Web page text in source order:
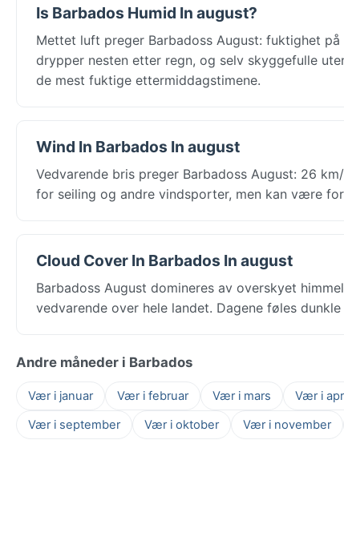
Is Barbados Humid In august?
Mettet luft preger Barbadoss August: fuktighet
drypper nesten etter regn, og selv skyggefulle
de mest fuktige ettermiddagstimene.
Wind In Barbados In august
Vedvarende bris preger Barbadoss August: 26
for seiling og andre vindsporter, men kan være
Cloud Cover In Barbados In august
Barbadoss August domineres av overskyet
vedvarende over hele landet. Dagene føles
Andre måneder i Barbados
Vær i januar Vær i februar Vær i mars Vær i
Vær i september
Vær i oktober Vær i november